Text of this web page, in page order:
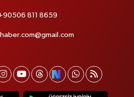
811 8659